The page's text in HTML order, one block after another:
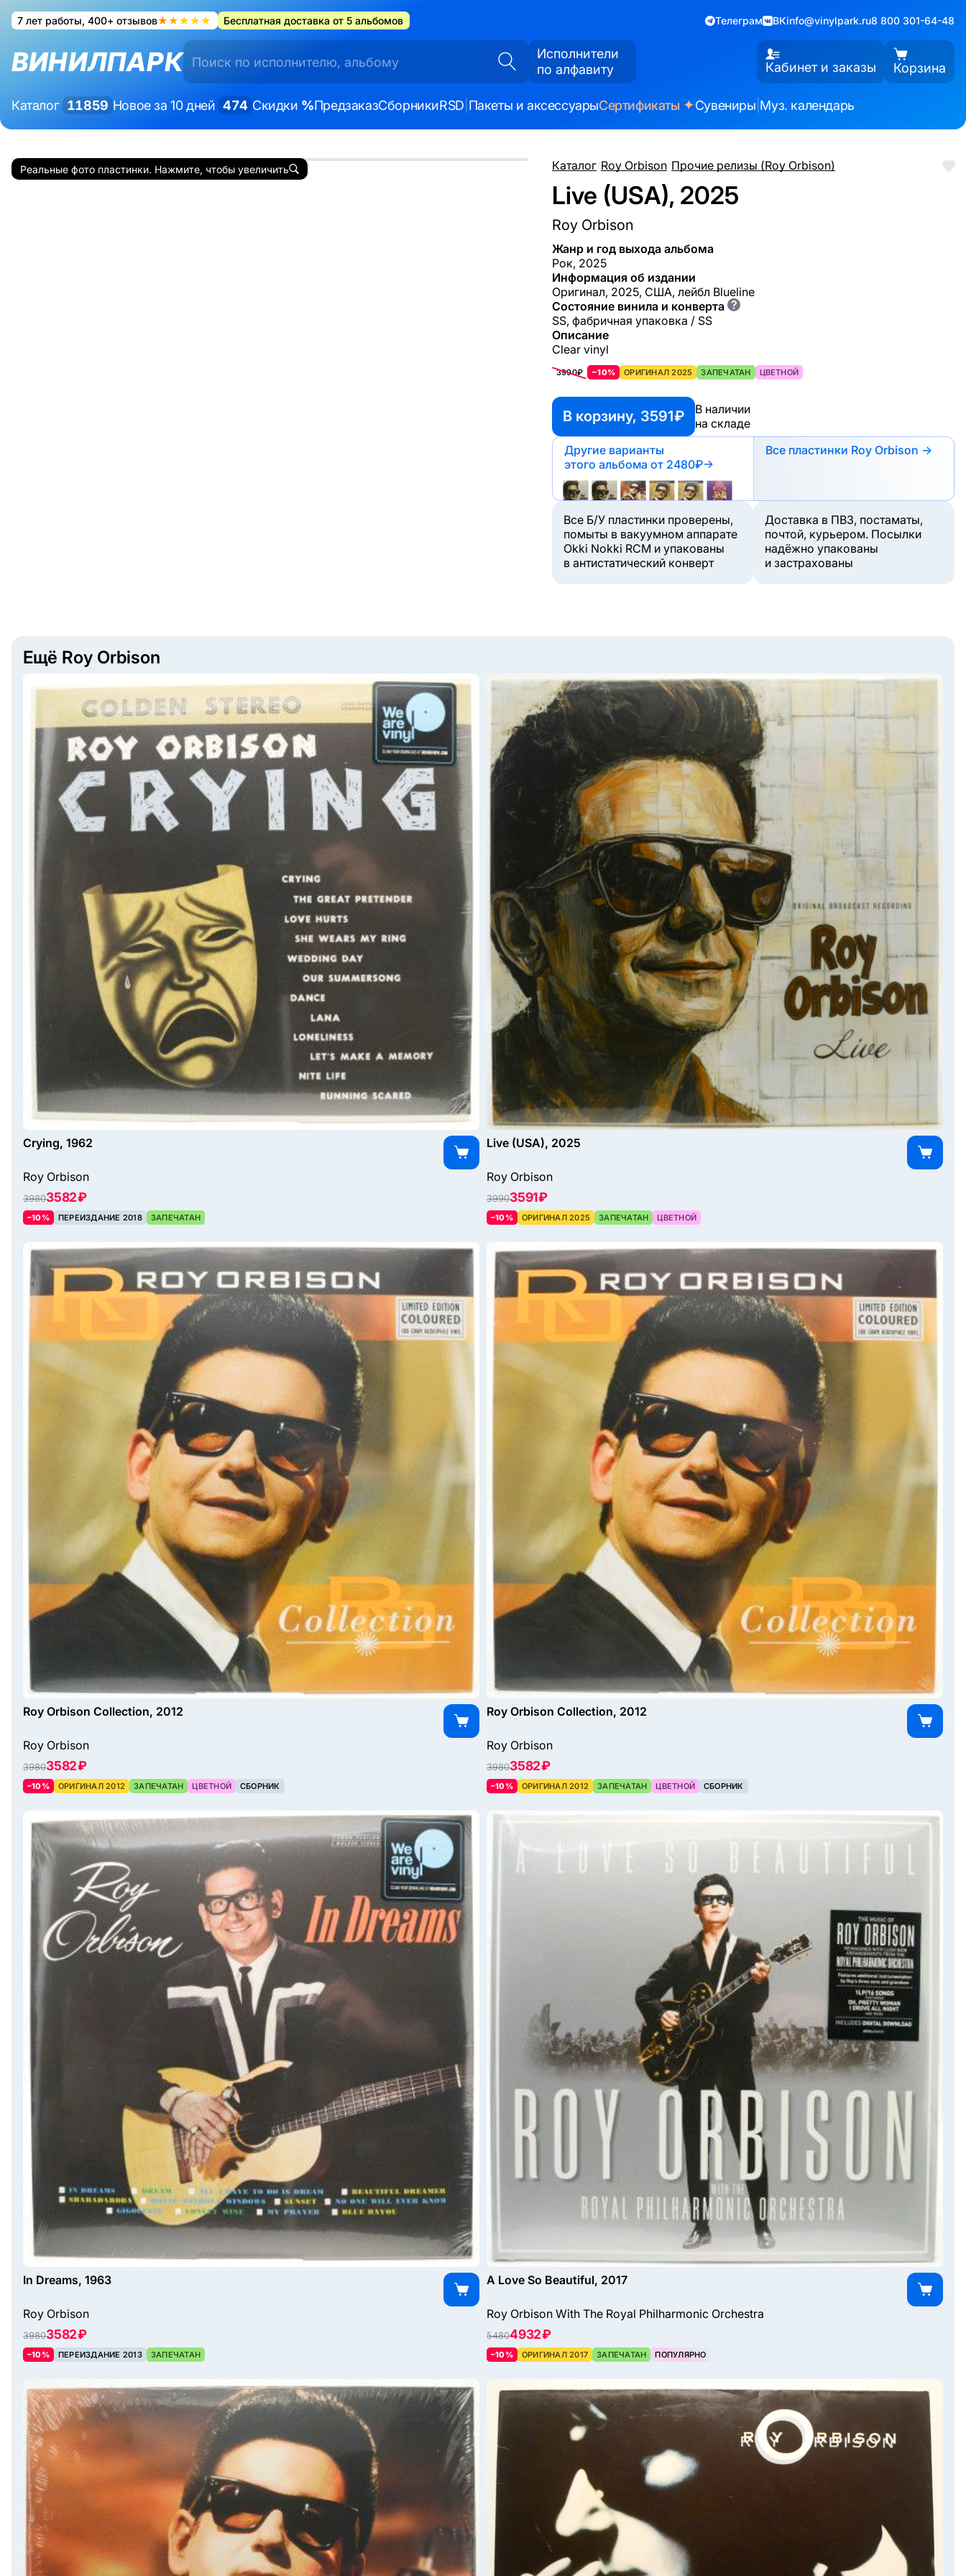
7 лет работы, 400+ отзывов★★★★★ Бесплатная доставка от 5 альбомов Телеграм ВКinfo@vinylpark.ru8 800 301-64-48
ВИНИЛПАРК
Исполнители
по алфавиту
Кабинет и заказы Корзина
Каталог 11859 Новое за 10 дней 474 Скидки %ПредзаказСборникиRSD Пакеты и аксессуарыСертификаты ✦Сувениры Муз. календарь
Каталог/Roy Orbison/Прочие релизы (Roy Orbison)
Live (USA), 2025
Roy Orbison
Жанр и год выхода альбома
Рок, 2025
Информация об издании
Оригинал, 2025, США, лейбл Blueline
Состояние винила и конверта ?
SS, фабричная упаковка / SS
Описание
Clear vinyl
3990₽ −10% ОРИГИНАЛ 2025 ЗАПЕЧАТАН ЦВЕТНОЙ
В корзину, 3591 ₽
В наличии
на складе
Другие варианты
этого альбома от 2480₽→
Все пластинки Roy Orbison →
Все Б/У пластинки проверены,
помыты в вакуумном аппарате
Okki Nokki RCM и упакованы
в антистатический конверт
Доставка в ПВЗ, постаматы,
почтой, курьером. Посылки
надёжно упакованы
и застрахованы
Реальные фото пластинки. Нажмите, чтобы увеличить
Ещё Roy Orbison
Crying, 1962
Roy Orbison
39803582 ₽
–10% ПЕРЕИЗДАНИЕ 2018 ЗАПЕЧАТАН
Live (USA), 2025
Roy Orbison
39903591 ₽
–10% ОРИГИНАЛ 2025 ЗАПЕЧАТАН ЦВЕТНОЙ
Roy Orbison Collection, 2012
Roy Orbison
39803582 ₽
–10% ОРИГИНАЛ 2012 ЗАПЕЧАТАН ЦВЕТНОЙ СБОРНИК
Roy Orbison Collection, 2012
Roy Orbison
39803582 ₽
–10% ОРИГИНАЛ 2012 ЗАПЕЧАТАН ЦВЕТНОЙ СБОРНИК
In Dreams, 1963
Roy Orbison
39803582 ₽
–10% ПЕРЕИЗДАНИЕ 2013 ЗАПЕЧАТАН
A Love So Beautiful, 2017
Roy Orbison With The Royal Philharmonic Orchestra
54804932 ₽
–10% ОРИГИНАЛ 2017 ЗАПЕЧАТАН ПОПУЛЯРНО